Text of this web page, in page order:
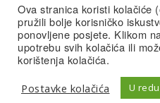
©
Ova stranica koristi kolačiće
pružili bolje korisničko
ponovljene posjete. Klikom
upotrebu svih kolačića ili
korištenja kolačića.
Postavke kolačića U redu